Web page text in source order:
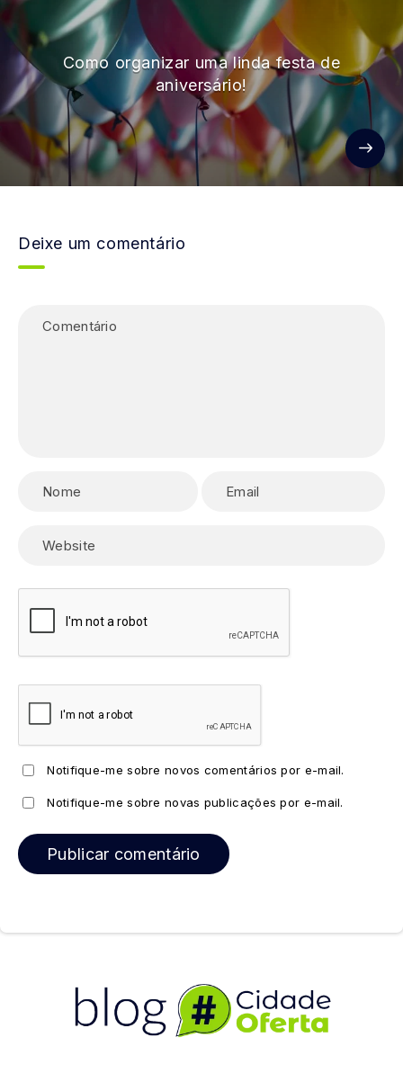
Como organizar uma linda festa de
aniversário!
Deixe um comentário
Notifique-me sobre novos comentários por e-mail.
Notifique-me sobre novas publicações por e-mail.